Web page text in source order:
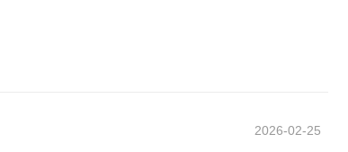
2026-02-25